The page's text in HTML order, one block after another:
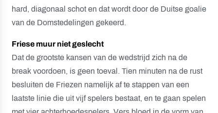
hard, diagonaal schot en dat wordt door de Duitse goalie
van de Domstedelingen gekeerd.
Friese muur niet geslecht
Dat de grootste kansen van de wedstrijd zich na de
break voordoen, is geen toeval. Tien minuten na de rust
besluiten de Friezen namelijk af te stappen van een
laatste linie die uit vijf spelers bestaat, en te gaan spelen